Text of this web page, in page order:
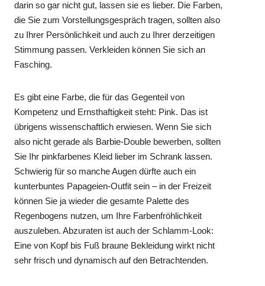
darin so gar nicht gut, lassen sie es lieber. Die Farben,
die Sie zum Vorstellungsgespräch tragen, sollten also
zu Ihrer Persönlichkeit und auch zu Ihrer derzeitigen
Stimmung passen. Verkleiden können Sie sich an
Fasching.
Es gibt eine Farbe, die für das Gegenteil von
Kompetenz und Ernsthaftigkeit steht: Pink. Das ist
übrigens wissenschaftlich erwiesen. Wenn Sie sich
also nicht gerade als Barbie-Double bewerben, sollten
Sie Ihr pinkfarbenes Kleid lieber im Schrank lassen.
Schwierig für so manche Augen dürfte auch ein
kunterbuntes Papageien-Outfit sein – in der Freizeit
können Sie ja wieder die gesamte Palette des
Regenbogens nutzen, um Ihre Farbenfröhlichkeit
auszuleben. Abzuraten ist auch der Schlamm-Look:
Eine von Kopf bis Fuß braune Bekleidung wirkt nicht
sehr frisch und dynamisch auf den Betrachtenden.